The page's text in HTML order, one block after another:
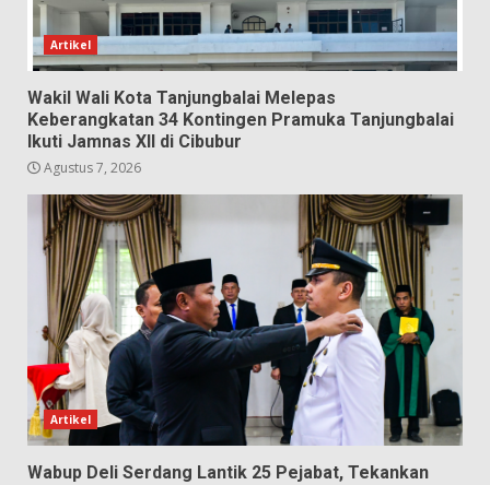
Artikel
Wakil Wali Kota Tanjungbalai Melepas
Keberangkatan 34 Kontingen Pramuka Tanjungbalai
Ikuti Jamnas XII di Cibubur
Agustus 7, 2026
Artikel
Wabup Deli Serdang Lantik 25 Pejabat, Tekankan